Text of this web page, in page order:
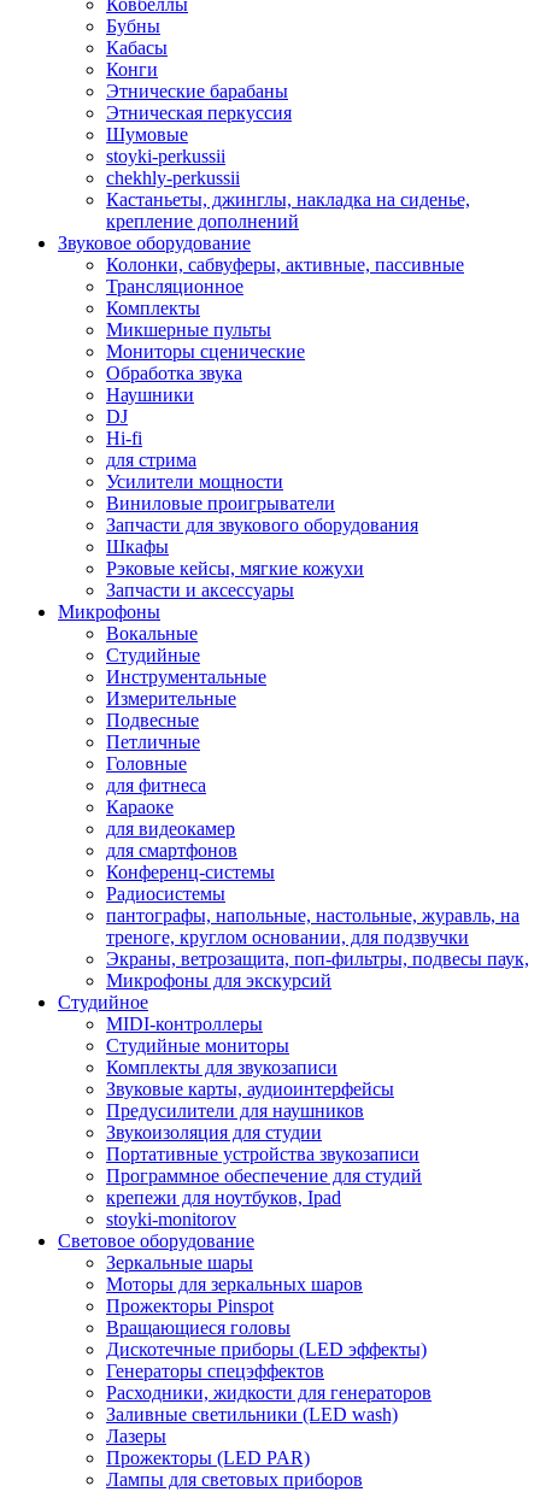
Ковбеллы
Бубны
Кабасы
Конги
Этнические барабаны
Этническая перкуссия
Шумовые
stoyki-perkussii
chekhly-perkussii
Кастаньеты, джинглы, накладка на сиденье,
крепление дополнений
Звуковое оборудование
Колонки, сабвуферы, активные, пассивные
Трансляционное
Комплекты
Микшерные пульты
Мониторы сценические
Обработка звука
Наушники
DJ
Hi-fi
для стрима
Усилители мощности
Виниловые проигрыватели
Запчасти для звукового оборудования
Шкафы
Рэковые кейсы, мягкие кожухи
Запчасти и аксессуары
Микрофоны
Вокальные
Студийные
Инструментальные
Измерительные
Подвесные
Петличные
Головные
для фитнеса
Караоке
для видеокамер
для смартфонов
Конференц-системы
Радиосистемы
пантографы, напольные, настольные, журавль, на
треноге, круглом основании, для подзвучки
Экраны, ветрозащита, поп-фильтры, подвесы паук,
Микрофоны для экскурсий
Студийное
MIDI-контроллеры
Студийные мониторы
Комплекты для звукозаписи
Звуковые карты, аудиоинтерфейсы
Предусилители для наушников
Звукоизоляция для студии
Портативные устройства звукозаписи
Программное обеспечение для студий
крепежи для ноутбуков, Ipad
stoyki-monitorov
Световое оборудование
Зеркальные шары
Моторы для зеркальных шаров
Прожекторы Pinspot
Вращающиеся головы
Дискотечные приборы (LED эффекты)
Генераторы спецэффектов
Расходники, жидкости для генераторов
Заливные светильники (LED wash)
Лазеры
Прожекторы (LED PAR)
Лампы для световых приборов